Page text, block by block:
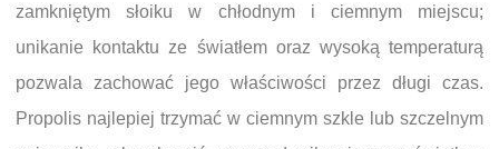
zamkniętym słoiku w chłodnym i ciemnym miejscu;
unikanie kontaktu ze światłem oraz wysoką temperaturą
pozwala zachować jego właściwości przez długi czas.
Propolis najlepiej trzymać w ciemnym szkle lub szczelnym